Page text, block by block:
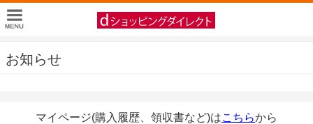
お知らせ
マイページ(購入履歴、領収書など)はこちらから